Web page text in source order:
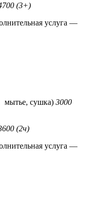
(3+)
услуга —
мытье, сушка) 3000
(2ч)
услуга —